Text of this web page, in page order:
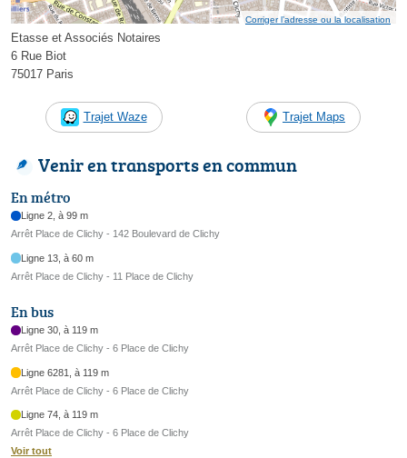
Corriger l’adresse ou la localisation
Etasse et Associés Notaires
6 Rue Biot
75017 Paris
Trajet Waze Trajet Maps
Venir en transports en commun
En métro
Ligne 2, à 99 m
Arrêt Place de Clichy - 142 Boulevard de Clichy
Ligne 13, à 60 m
Arrêt Place de Clichy - 11 Place de Clichy
En bus
Ligne 30, à 119 m
Arrêt Place de Clichy - 6 Place de Clichy
Ligne 6281, à 119 m
Arrêt Place de Clichy - 6 Place de Clichy
Ligne 74, à 119 m
Arrêt Place de Clichy - 6 Place de Clichy
Voir tout